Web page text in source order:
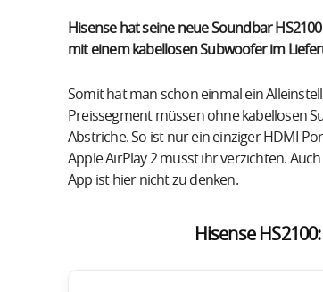
Hisense hat seine neue Soundbar
mit einem kabellosen Subwoofer im
Somit hat man schon einmal ein
Preissegment müssen ohne kabellosen
Abstriche. So ist nur ein einziger HDMI-
Apple AirPlay 2 müsst ihr verzichten.
App ist hier nicht zu denken.
Hisense